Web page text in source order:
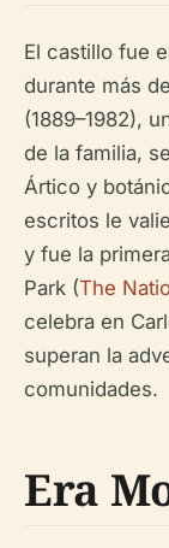
El castillo fue
durante más
(1889–1982),
de la familia,
Ártico y
escritos le
y fue la
Park (The
celebra en
superan la
comunidades.
Era